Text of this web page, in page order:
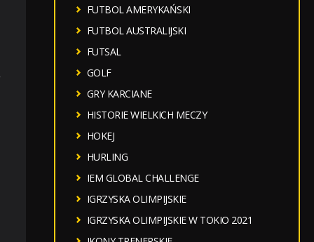
FUTBOL AMERYKAŃSKI
FUTBOL AUSTRALIJSKI
FUTSAL
GOLF
GRY KARCIANE
HISTORIE WIELKICH MECZY
HOKEJ
HURLING
IEM GLOBAL CHALLENGE
IGRZYSKA OLIMPIJSKIE
IGRZYSKA OLIMPIJSKIE W TOKIO 2021